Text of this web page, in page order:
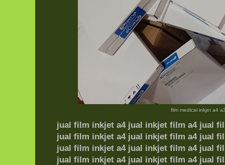
film medical inkjet a4
jual film inkjet a4 jual inkjet film a4 jual
jual film inkjet a4 jual inkjet film a4 jual
jual film inkjet a4 jual inkjet film a4 jual
jual film inkjet a4 jual inkjet film a4 jual